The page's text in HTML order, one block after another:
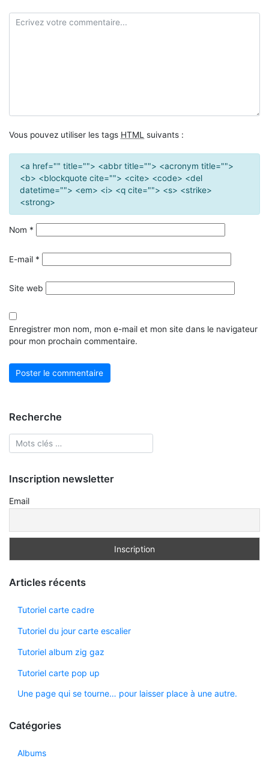
Vous pouvez utiliser les tags HTML suivants :
<a href="" title=""> <abbr title=""> <acronym title="">
<b> <blockquote cite=""> <cite> <code> <del
datetime=""> <em> <i> <q cite=""> <s> <strike>
<strong>
Nom *
E-mail *
Site web
Enregistrer mon nom, mon e-mail et mon site dans le navigateur
pour mon prochain commentaire.
Recherche
Inscription newsletter
Email
Articles récents
Tutoriel carte cadre
Tutoriel du jour carte escalier
Tutoriel album zig gaz
Tutoriel carte pop up
Une page qui se tourne… pour laisser place à une autre.
Catégories
Albums